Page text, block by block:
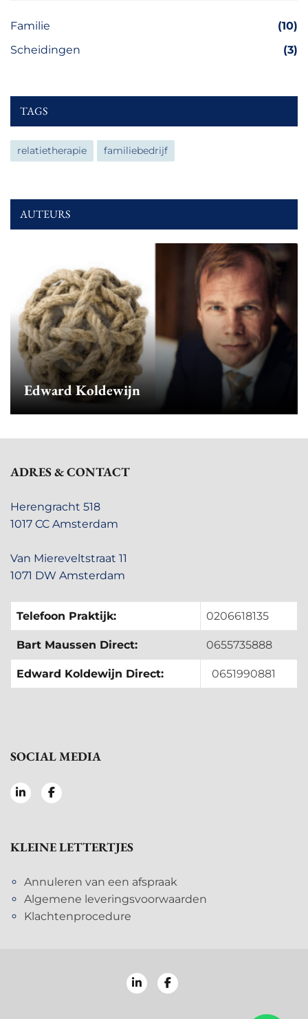
Familie
(10)
Scheidingen
(3)
TAGS
relatietherapie familiebedrijf
AUTEURS
Edward Koldewijn
ADRES & CONTACT
Herengracht 518
1017 CC Amsterdam
Van Miereveltstraat 11
1071 DW Amsterdam
Telefoon Praktijk: 0206618135
Bart Maussen Direct: 0655735888
Edward Koldewijn Direct: 0651990881
SOCIAL MEDIA
KLEINE LETTERTJES
Annuleren van een afspraak
Algemene leveringsvoorwaarden
Klachtenprocedure